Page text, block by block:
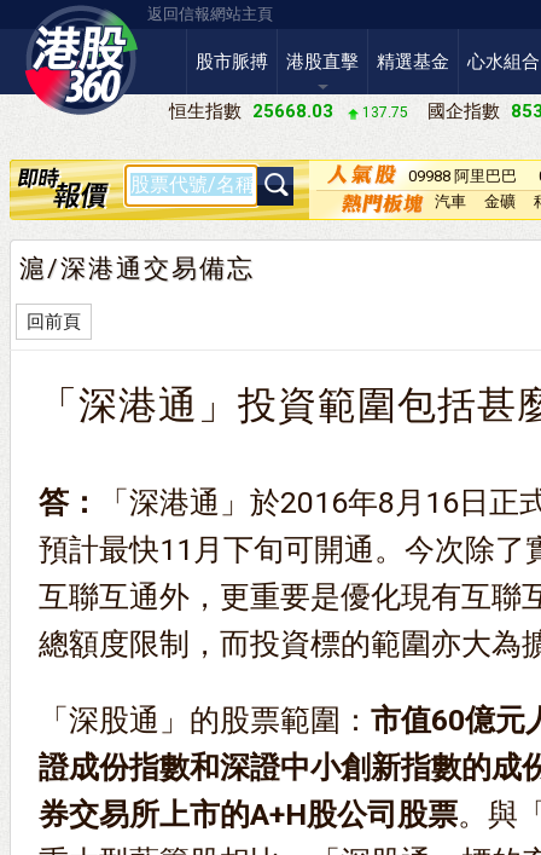
返回信報網站主頁
股市脈搏 港股直擊 精選基金 心水組合
恒生指數 25668.03 137.75 國企指數
09988 阿里巴巴
－Ｗ汽車
金礦
滬/深港通交易備忘
回前頁
「深港通」投資範圍包括甚
答：
「深港通」於2016年8月16日正
預計最快11月下旬可開通。今次除了
互聯互通外，更重要是優化現有互聯
總額度限制，而投資標的範圍亦大為
「深股通」的股票範圍： 市值60億元
證成份指數和深證中小創新指數的成
券交易所上市的A+H股公司股票。與